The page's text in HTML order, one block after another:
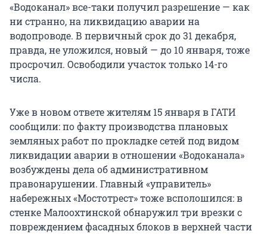
«Водоканал» все-таки получил разрешение — как
ни странно, на ликвидацию аварии на
водопроводе. В первичный срок до 31 декабря,
правда, не уложился, новый — до 10 января, тоже
просрочил. Освободили участок только 14-го
числа.
Уже в новом ответе жителям 15 января в ГАТИ
сообщили: по факту производства плановых
земляных работ по прокладке сетей под видом
ликвидации аварии в отношении «Водоканала»
возбуждены дела об административном
правонарушении. Главный «управитель»
набережных «Мостотрест» тоже всполошился: в
стенке Малоохтинской обнаружил три врезки с
повреждением фасадных блоков в верхней части